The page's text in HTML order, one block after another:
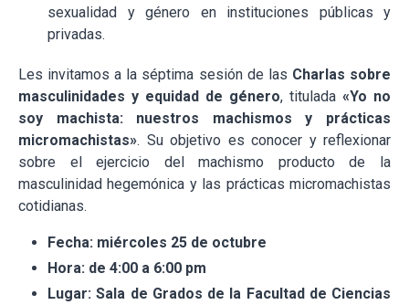
sexualidad y género en instituciones públicas y
privadas.
Les invitamos a la séptima sesión de las Charlas sobre
masculinidades y equidad de género, titulada «Yo no
soy machista: nuestros machismos y prácticas
micromachistas». Su objetivo es conocer y reflexionar
sobre el ejercicio del machismo producto de la
masculinidad hegemónica y las prácticas micromachistas
cotidianas.
Fecha: miércoles 25 de octubre
Hora: de 4:00 a 6:00 pm
Lugar: Sala de Grados de la Facultad de Ciencias